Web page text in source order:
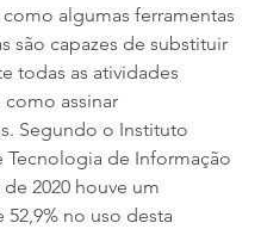
algumas ferramentas
são capazes de substituir
todas as atividades
como assinar
Segundo o Instituto
Tecnologia de Informação
de 2020 houve um
52,9% no uso desta